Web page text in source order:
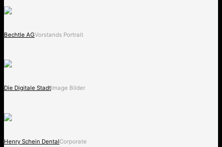
Bechtle AGVorstands Portrait
Die Digitale StadtImage Bilder
Henry Schein DentalCorporate